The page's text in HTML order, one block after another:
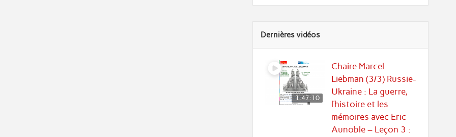
Dernières vidéos
1:47:10
Chaire Marcel
Liebman (3/3) Russie-
Ukraine : La guerre,
l’histoire et les
mémoires avec Eric
Aunoble – Leçon 3 :